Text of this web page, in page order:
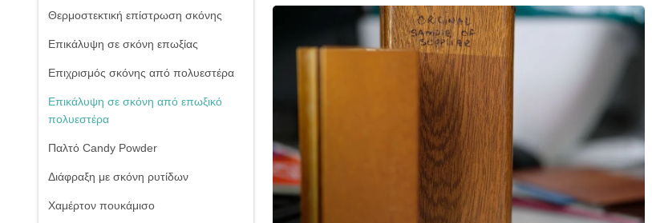
Θερμοστεκτική επίστρωση σκόνης
Επικάλυψη σε σκόνη επωξίας
Επιχρισμός σκόνης από πολυεστέρα
Επικάλυψη σε σκόνη από επωξικό
πολυεστέρα
Παλτό Candy Powder
Διάφραξη με σκόνη ρυτίδων
Χαμέρτον πουκάμισο